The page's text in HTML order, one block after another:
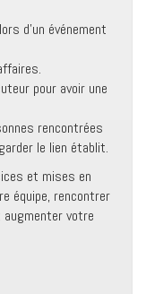
d’un événement
pour avoir une
rencontrées
le lien établit.
et mises en
équipe, rencontrer
votre